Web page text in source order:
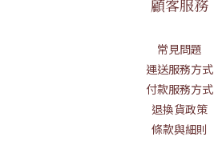
顧客服務
常見問題
運送服務方式
付款服務方式
退換貨政策
條款與細則